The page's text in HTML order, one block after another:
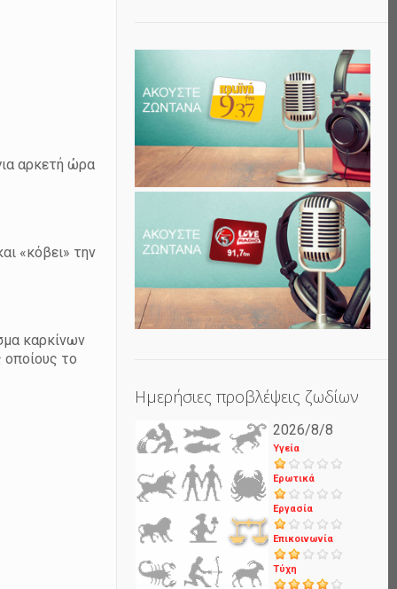
αρκετή ώρα
«κόβει» την
καρκίνων
οποίους το
Ημερήσιες προβλέψεις ζωδίων
2026/8/8
Υγεία
Ερωτικά
Εργασία
Επικοινωνία
Τύχη